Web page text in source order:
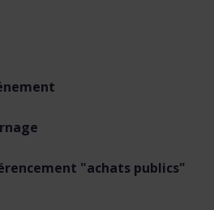
"achats publics"